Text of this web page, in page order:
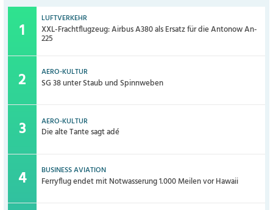
LUFTVERKEHR
XXL-Frachtflugzeug: Airbus A380 als Ersatz für die Antonow An-
225
AERO-KULTUR
SG 38 unter Staub und Spinnweben
AERO-KULTUR
Die alte Tante sagt adé
BUSINESS AVIATION
Ferryflug endet mit Notwasserung 1.000 Meilen vor Hawaii